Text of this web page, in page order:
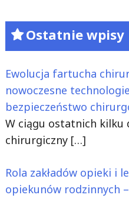
Ostatnie wpisy
Ewolucja fartucha
nowoczesne
bezpieczeństwo
W ciągu ostatnich kilku
chirurgiczny […]
Rola zakładów opieki i
opiekunów rodzinnych